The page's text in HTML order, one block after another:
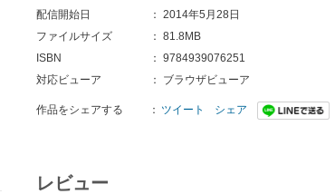
配信開始日
： 2014年5月28日
ファイルサイズ
： 81.8MB
ISBN
： 9784939076251
対応ビューア
： ブラウザビューア
作品をシェアする ： ツイート シェア
レビュー